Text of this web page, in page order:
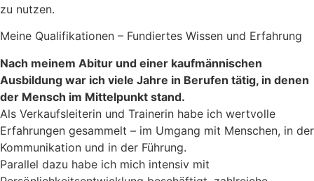
zu nutzen.
Meine Qualifikationen – Fundiertes Wissen und Erfahrung
Nach meinem Abitur und einer kaufmännischen
Ausbildung war ich viele Jahre in Berufen tätig, in denen
der Mensch im Mittelpunkt stand.
Als Verkaufsleiterin und Trainerin habe ich wertvolle
Erfahrungen gesammelt – im Umgang mit Menschen, in der
Kommunikation und in der Führung.
Parallel dazu habe ich mich intensiv mit